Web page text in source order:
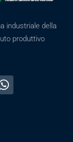
industriale della
produttivo